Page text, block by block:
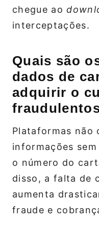
chegue ao
interceptações.
Quais são
dados de
adquirir o
Plataformas não
informações
o número do
disso, a falta de
aumenta
fraude e